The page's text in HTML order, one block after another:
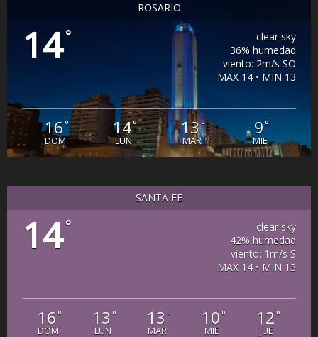
ROSARIO
14°
clear sky
36% humedad
viento: 2m/s SO
MAX 14 • MIN 13
16°
DOM
14°
LUN
13°
MAR
9°
MIE
SANTA FE
14°
clear sky
42% humedad
viento: 1m/s S
MAX 14 • MIN 13
16 °
DOM
13 °
LUN
13 °
MAR
10 °
MIE
12 °
JUE